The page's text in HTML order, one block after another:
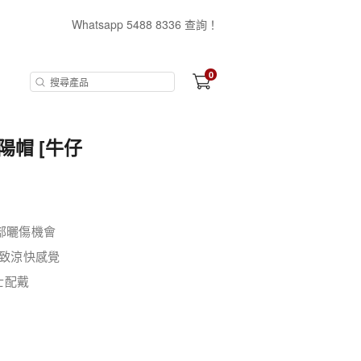
Whatsapp 5488 8336 查詢！
0
帽 [牛仔
曬傷機會
涼快感覺
配戴